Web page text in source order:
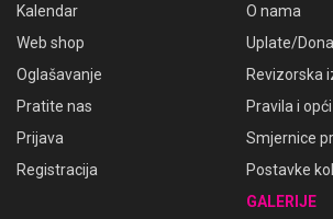
Kalendar
Web shop
Oglašavanje
Pratite nas
Prijava
Registracija
O nama
Uplate/
Revizorska
Pravila i
Smjernice
Postavke
GALERIJE